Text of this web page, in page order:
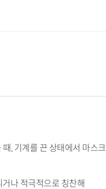
, 기계를 끈 상태에서 마스크
나 적극적으로 칭찬해